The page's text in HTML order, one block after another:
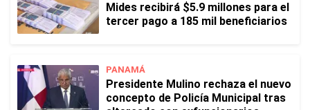
Mides recibirá $5.9 millones para el
tercer pago a 185 mil beneficiarios
PANAMÁ
Presidente Mulino rechaza el nuevo
concepto de Policía Municipal tras